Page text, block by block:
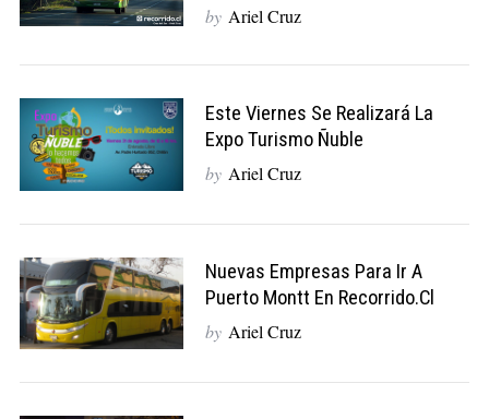
by Ariel Cruz
Este Viernes Se Realizará La
Expo Turismo Ñuble
by Ariel Cruz
Nuevas Empresas Para Ir A
Puerto Montt En Recorrido.cl
by Ariel Cruz